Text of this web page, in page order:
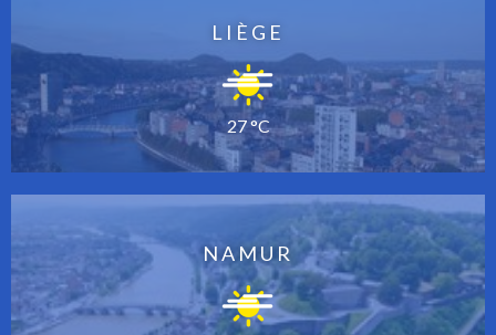
LIÈGE
27 °C
NAMUR